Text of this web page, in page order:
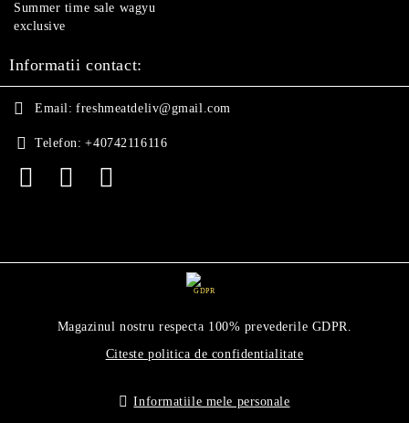
Summer time sale wagyu
exclusive
Informatii contact:
Email: freshmeatdeliv@gmail.com
Telefon: +40742116116
GDPR
Magazinul nostru respecta 100% prevederile GDPR.
Citeste politica de confidentialitate
Informatiile mele personale